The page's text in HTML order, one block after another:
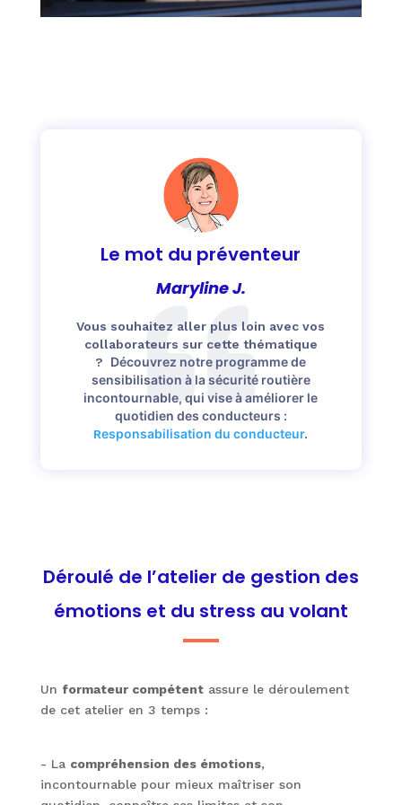
Le mot du préventeur
Maryline J.
Vous souhaitez aller plus loin avec vos
collaborateurs sur cette thématique
? Découvrez notre programme de
sensibilisation à la sécurité routière
incontournable, qui vise à améliorer le
quotidien des conducteurs :
Responsabilisation du conducteur.
Déroulé de l’atelier de gestion des
émotions et du stress au volant
Un formateur compétentassure le déroulement
de cet atelier en 3 temps :
- La compréhension des émotions,
incontournable pour mieux maîtriser son